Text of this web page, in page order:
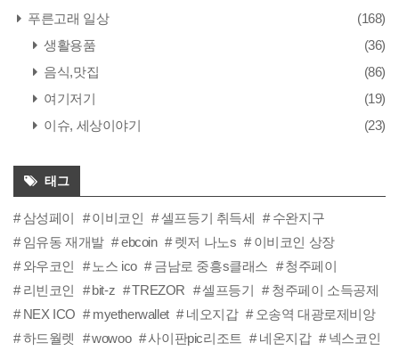
푸른고래 일상
(168)
생활용품
(36)
음식,맛집
(86)
여기저기
(19)
이슈, 세상이야기
(23)
태그
삼성페이 이비코인 셀프등기 취득세
수완지구
임유동 재개발
ebcoin 렛저 나노s
이비코인 상장
와우코인
노스 ico 금남로 중흥s클래스
청주페이
리빈코인
bit-z TREZOR 셀프등기
청주페이 소득공제
NEX ICO
myetherwallet 네오지갑
오송역 대광로제비앙
하드월렛
wowoo 사이판pic리조트 네온지갑
넥스코인